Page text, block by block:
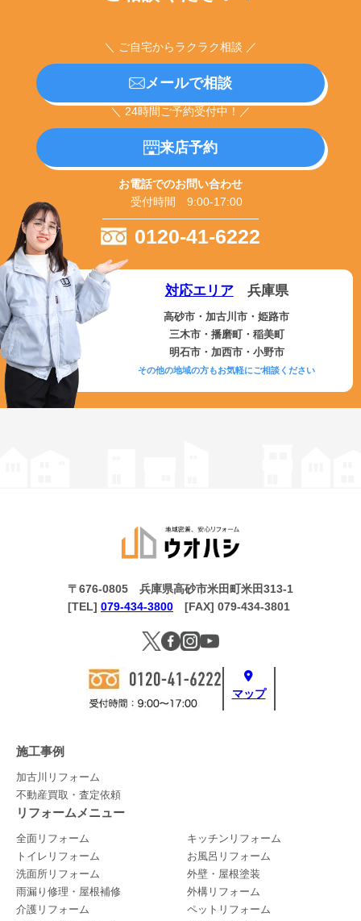
＼ ご自宅からラクラク相談 ／
メールで相談
＼ 24時間ご予約受付中！／
来店予約
お電話でのお問い合わせ
受付時間 9:00-17:00
0120-41-6222
対応エリア兵庫県
高砂市・加古川市・姫路市
三木市・播磨町・稲美町
明石市・加西市・小野市
その他の地域の方もお気軽にご相談ください
マップ
〒676-0805 兵庫県高砂市米田町米田313-1
[TEL] 079-434-3800 [FAX] 079-434-3801
施工事例
加古川リフォーム
不動産買取・査定依頼
リフォームメニュー
全面リフォーム
キッチンリフォーム
トイレリフォーム
お風呂リフォーム
洗面所リフォーム
外壁・屋根塗装
雨漏り修理・屋根補修
外構リフォーム
介護リフォーム
ペットリフォーム